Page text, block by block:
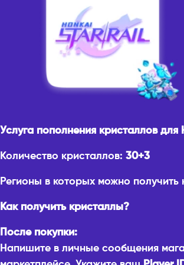
Услуга пополнения кристаллов для
Количество кристаллов: 30+3
Регионы в которых можно
Как получить кристаллы?
После покупки:
Напишите в личные сообщения